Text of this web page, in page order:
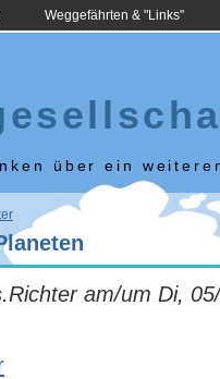
Weggefährten & "Links"
über ein
am/um Di,